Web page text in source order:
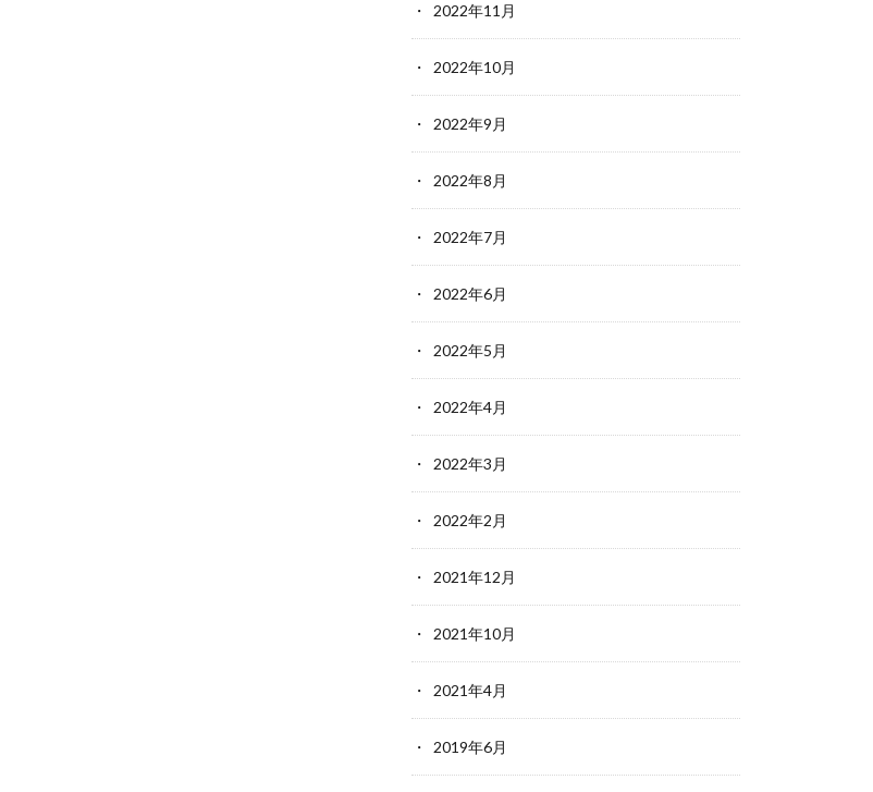
2022年11月
2022年10月
2022年9月
2022年8月
2022年7月
2022年6月
2022年5月
2022年4月
2022年3月
2022年2月
2021年12月
2021年10月
2021年4月
2019年6月